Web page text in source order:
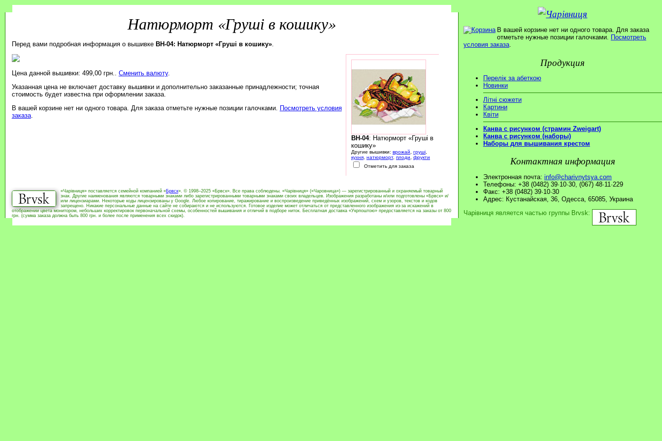
Натюрморт «Груші в кошику»
Перед вами подробная информация о вышивке BH-04: Натюрморт «Груші в кошику».
BH-04: Натюрморт «Груші в
кошику»
Другие вышивки: врожай груші
кухня натюрморт, плоди
фрукти
Отметить для заказа
Цена данной вышивки: 499,00 грн.. Сменить валюту.
Указанная цена не включает доставку вышивки и дополнительно заказанные принадлежности; точная
стоимость будет известна при оформлении заказа.
В вашей корзине нет ни одного товара. Для заказа отметьте нужные позиции галочками.
Посмотреть условия
заказа.
«Чарівниця» поставляется семейной компанией «Брвск». © 1998–2025 «Брвск». Все права соблюдены. «Чарівниця» («Чаровница») — зарегистрированный и охраняемый товарный
знак. Другие наименования являются товарными знаками либо зарегистрированными товарными знаками своих владельцев. Изображения разработаны и/или подготовлены «Брвск» и/
или лицензиарами. Некоторые коды лицензированы у Google. Любое копирование, тиражирование и воспроизведение приведённых изображений, схем и узоров, текстов и кодов
запрещено. Никакие персональные данные на сайте не собираются и не используются. Готовое изделие может отличаться от представленного изображения из-за искажений в
отображении цвета монитором, небольших корректировок первоначальной схемы, особенностей вышивания и отличий в подборе ниток. Бесплатная доставка «Укрпоштою» предоставляется на заказы от 800
грн. (сумма заказа должна быть 800 грн. и более после применения всех скидок).
В вашей корзине нет ни одного товара. Для заказа
отметьте нужные позиции галочками. Посмотреть
условия заказа.
Продукция
Перелік за абеткою
Новинки
Літні сюжети
Картини
Квіти
Канва с рисунком (страмин Zweigart)
Канва с рисунком (наборы)
Наборы для вышивания крестом
Контактная информация
Электронная почта: info@charivnytsya.com
Телефоны: +38 (0482) 39·10·30, (067) 48·11·229
Факс: +38 (0482) 39·10·30
Адрес: Кустанайская, 36, Одесса, 65085, Украина
Чарівниця является частью группы Brvsk: